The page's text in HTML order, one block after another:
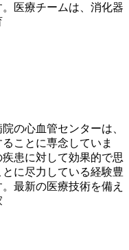
医療チームは、消化器
の心血管センターは、
ことに専念していま
患に対して効果的で思
に尽力している経験豊
最新の医療技術を備え